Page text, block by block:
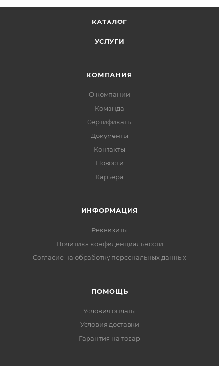
КАТАЛОГ
УСЛУГИ
КОМПАНИЯ
О компании
Команда
Сертификаты
Документы
Контакты
Новости
Карьера
ИНФОРМАЦИЯ
Реквизиты
Политика конфиденциальности
Cогласие на обработку персональных данных
ПОМОЩЬ
Условия оплаты
Условия доставки
Гарантия на товар